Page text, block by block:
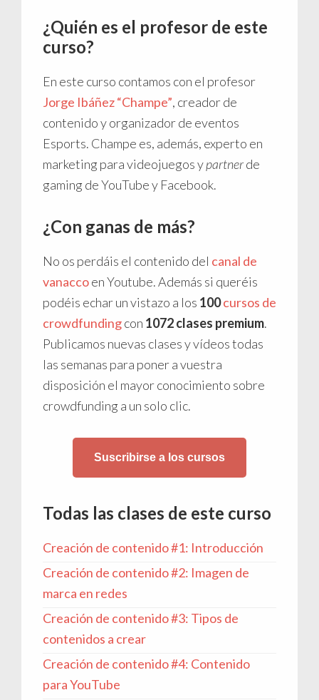
¿Quién es el profesor de este
curso?
En este curso contamos con el profesor
Jorge Ibáñez “Champe”, creador de
contenido y organizador de eventos
Esports. Champe es, además, experto en
marketing para videojuegos ypartnerde
gaming de YouTube y Facebook.
¿Con ganas de más?
No os perdáis el contenido del canal de
vanaccoen Youtube. Además si queréis
podéis echar un vistazo a los 100cursos de
crowdfundingcon 1072 clases premium.
Publicamos nuevas clases y vídeos todas
las semanas para poner a vuestra
disposición el mayor conocimiento sobre
crowdfunding a un solo clic.
Suscribirse a los cursos
Todas las clases de este curso
Creación de contenido #1: Introducción
Creación de contenido #2: Imagen de
marca en redes
Creación de contenido #3: Tipos de
contenidos a crear
Creación de contenido #4: Contenido
para YouTube